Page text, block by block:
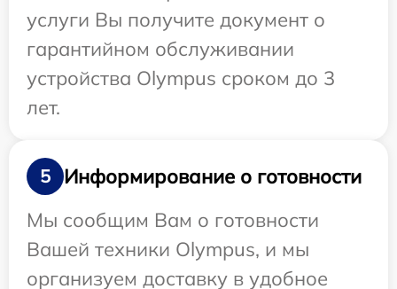
услуги Вы получите документ о
гарантийном обслуживании
устройства Olympus сроком до 3
лет.
5
Информирование о готовности
Мы сообщим Вам о готовности
Вашей техники Olympus, и мы
организуем доставку в удобное